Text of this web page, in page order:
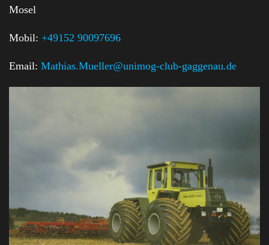
Mosel
Mobil: +49152 90097696
Email: Mathias.Mueller@unimog-club-gaggenau.de